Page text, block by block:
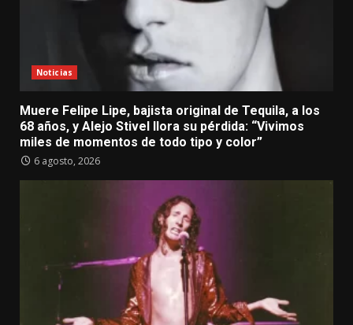
Noticias
Muere Felipe Lipe, bajista original de Tequila, a los
68 años, y Alejo Stivel llora su pérdida: “Vivimos
miles de momentos de todo tipo y color”
6 agosto, 2026